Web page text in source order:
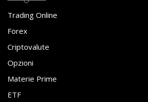
Trading Online
Forex
Criptovalute
Opzioni
Materie Prime
ETF